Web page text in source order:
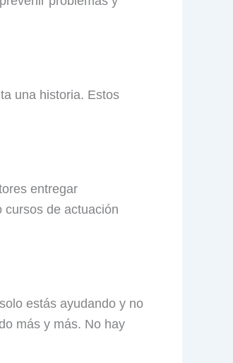
una historia. Estos
entregar
cursos de actuación
estás ayudando y no
más y más. No hay